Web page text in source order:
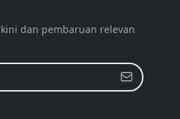
dan pembaruan relevan